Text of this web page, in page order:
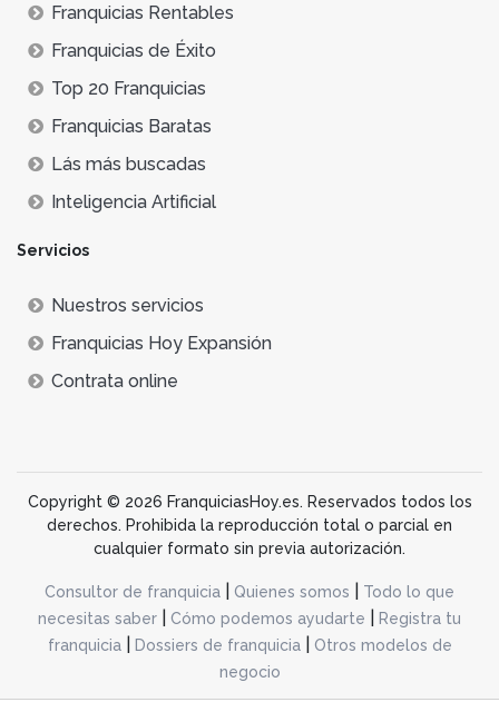
Franquicias Rentables
Franquicias de Éxito
Top 20 Franquicias
Franquicias Baratas
Lás más buscadas
Inteligencia Artificial
Servicios
Nuestros servicios
Franquicias Hoy Expansión
Contrata online
Copyright © 2026 FranquiciasHoy.es. Reservados todos los
derechos. Prohibida la reproducción total o parcial en
cualquier formato sin previa autorización.
Consultor de franquicia Quienes somos
Todo lo que
necesitas saber
Cómo podemos ayudarte
Registra tu
franquicia| Dossiers de franquicia|
Otros modelos de
negocio